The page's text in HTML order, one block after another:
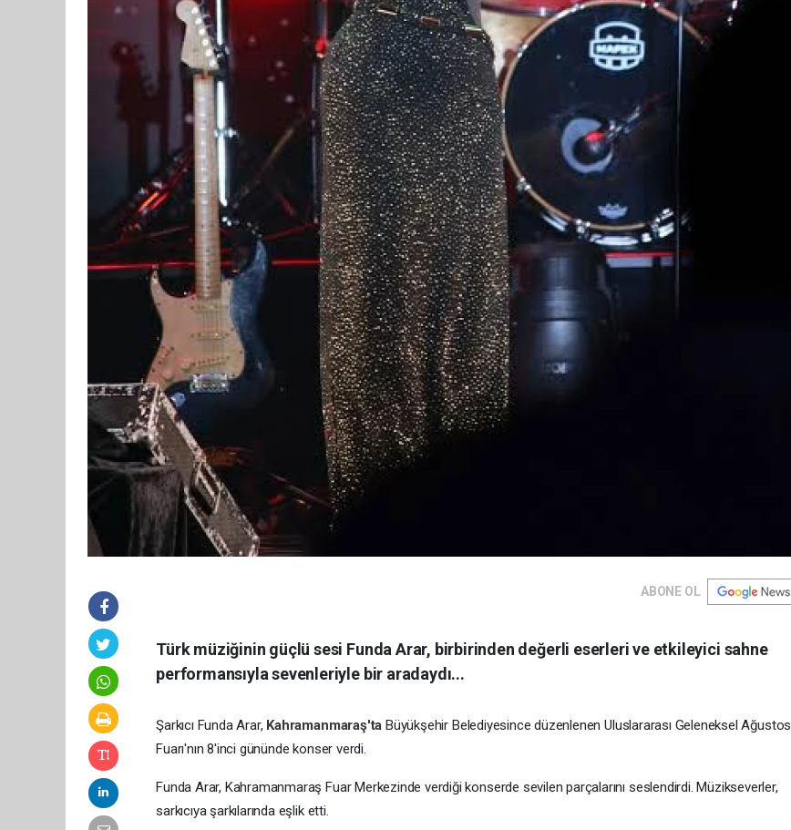
ABONE OL
Türk müziğinin güçlü sesi Funda Arar, birbirinden değerli eserleri ve etkileyici sahne
performansıyla sevenleriyle bir aradaydı...
Şarkıcı Funda Arar, Kahramanmaraş'ta Büyükşehir Belediyesince düzenlenen Uluslararası Geleneksel Ağustos
Fuarı'nın 8'inci gününde konser verdi.
Funda Arar, Kahramanmaraş Fuar Merkezinde verdiği konserde sevilen parçalarını seslendirdi. Müzikseverler,
sarkıcıya şarkılarında eşlik etti.